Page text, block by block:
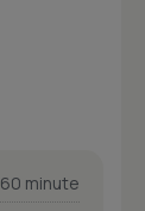
60 minute